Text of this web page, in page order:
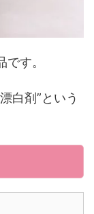
す。
白剤”という